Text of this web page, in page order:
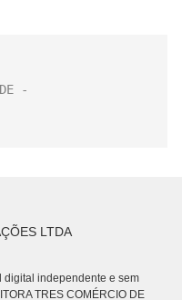
LTDA
digital independente e sem
TRES COMÉRCIO DE